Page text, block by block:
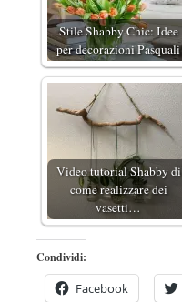
Stile Shabby Chic: Idee
per decorazioni Pasquali
Video tutorial Shabby di
come realizzare dei
vasetti…
Condividi:
Facebook